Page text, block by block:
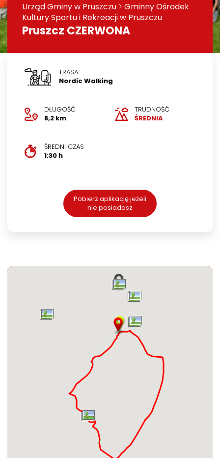
Urząd Gminy w Pruszczu > Gminny Ośrodek
Kultury Sportu i Rekreacji w Pruszczu
Pruszcz CZERWONA
TRASA
Nordic Walking
DŁUGOŚĆ
8,2 km
TRUDNOŚĆ
ŚREDNIA
ŚREDNI CZAS
1:30 h
Pobierz aplikację jeżeli
nie posiadasz